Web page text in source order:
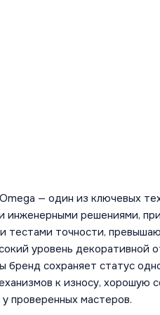
— один из ключевых
инженерными решениями,
тестами точности,
уровень
сохраняет статус
к износу, хорошую
проверенных мастеров.